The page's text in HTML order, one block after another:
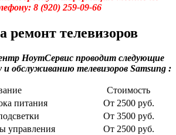
8 (920) 259-09-66
ремонт телевизоров
НоутСервис проводит следующие
обслуживанию телевизоров Samsung :
Стоимость
питания
От 2500 руб.
От 3500 руб.
управления
От 2500 руб.